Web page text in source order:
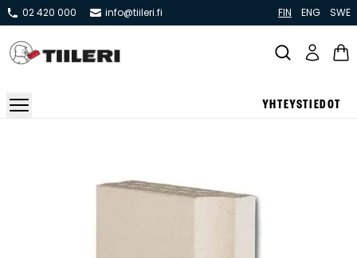
02 420 000 info@tiileri.fi FIN ENG SWE
YHTEYSTIEDOT
Varaavat takat